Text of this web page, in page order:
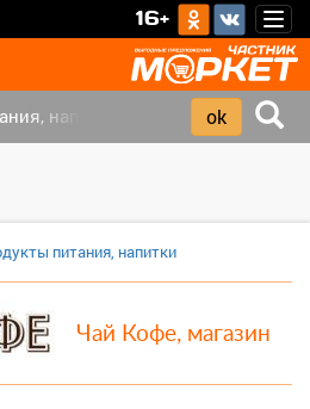
16+
напитки (7)
питания, напитки
Чай Кофе, магазин